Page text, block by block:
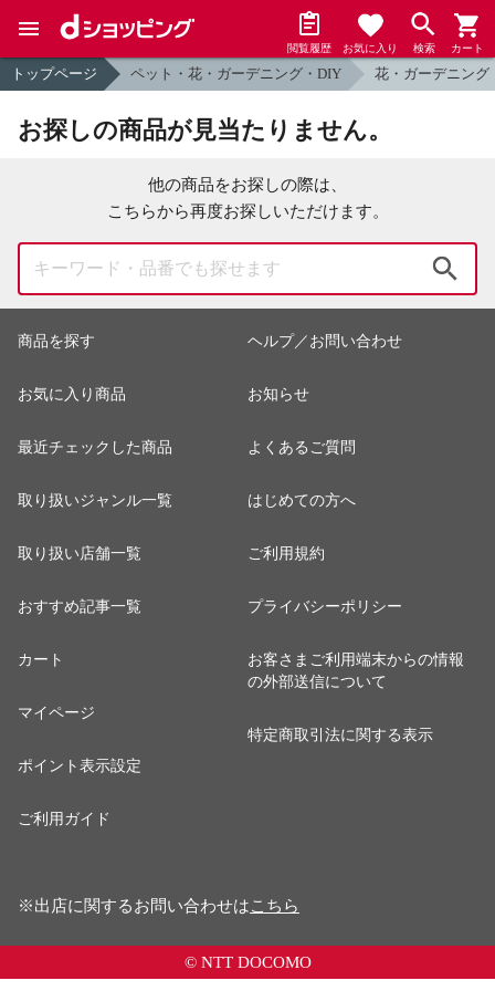
閲覧履歴 お気に入り 検索 カート
トップページ ペット・花・ガーデニング・DIY 花・ガーデニング
お探しの商品が見当たりません。
他の商品をお探しの際は、
こちらから再度お探しいただけます。
商品を探す
お気に入り商品
最近チェックした商品
取り扱いジャンル一覧
取り扱い店舗一覧
おすすめ記事一覧
カート
マイページ
ポイント表示設定
ご利用ガイド
ヘルプ／お問い合わせ
お知らせ
よくあるご質問
はじめての方へ
ご利用規約
プライバシーポリシー
お客さまご利用端末からの情報
の外部送信について
特定商取引法に関する表示
※出店に関するお問い合わせはこちら
© NTT DOCOMO